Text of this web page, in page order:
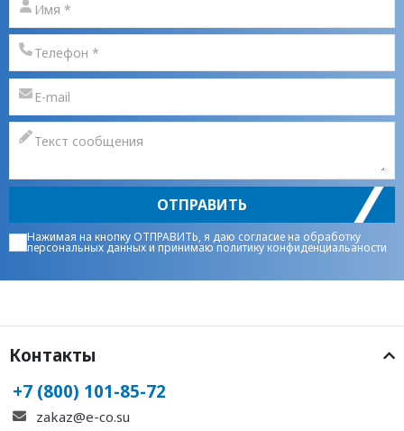
ОТПРАВИТЬ
Нажимая на кнопку ОТПРАВИТЬ, я даю согласие на обработку
персональных данныхи принимаюполитику конфиденциальаности
Контакты
+7 (800) 101-85-72
zakaz@e-co.su